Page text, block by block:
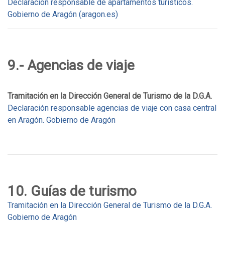
Declaración responsable de apartamentos turísticos.
Gobierno de Aragón (aragon.es)
9.- Agencias de viaje
Tramitación en la Dirección General de Turismo de la D.G.A.
Declaración responsable agencias de viaje con casa central
en Aragón. Gobierno de Aragón
10. Guías de turismo
Tramitación en la Dirección General de Turismo de la D.G.A.
Gobierno de Aragón